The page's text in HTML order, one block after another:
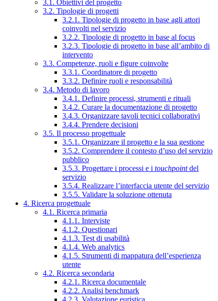
3.1. Obiettivi del progetto
3.2. Tipologie di progetti
3.2.1. Tipologie di progetto in base agli attori
coinvolti nel servizio
3.2.2. Tipologie di progetto in base al focus
3.2.3. Tipologie di progetto in base all’ambito di
intervento
3.3. Competenze, ruoli e figure coinvolte
3.3.1. Coordinatore di progetto
3.3.2. Definire ruoli e responsabilità
3.4. Metodo di lavoro
3.4.1. Definire processi, strumenti e rituali
3.4.2. Curare la documentazione di progetto
3.4.3. Organizzare tavoli tecnici collaborativi
3.4.4. Prendere decisioni
3.5. Il processo progettuale
3.5.1. Organizzare il progetto e la sua gestione
3.5.2. Comprendere il contesto d’uso del servizio
pubblico
3.5.3. Progettare i processi e i touchpointdel
servizio
3.5.4. Realizzare l’interfaccia utente del servizio
3.5.5. Validare la soluzione ottenuta
4. Ricerca progettuale
4.1. Ricerca primaria
4.1.1. Interviste
4.1.2. Questionari
4.1.3. Test di usabilità
4.1.4. Web analytics
4.1.5. Strumenti di mappatura dell’esperienza
utente
4.2. Ricerca secondaria
4.2.1. Ricerca documentale
4.2.2. Analisi benchmark
4.2.3. Valutazione euristica